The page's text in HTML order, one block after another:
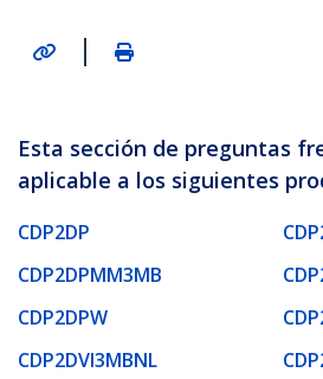
|
Esta sección de preguntas
aplicable a los siguientes
CDP2DP
CDP2DPMM3MB
CDP2DPW
CDP2DVI3MBNL